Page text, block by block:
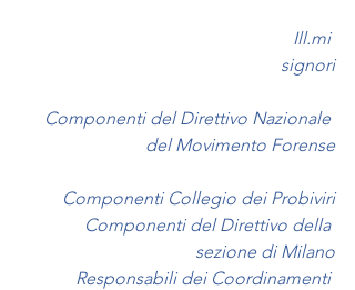
signori
del Movimento Forense
Componenti Collegio dei Probiviri
Componenti del Direttivo della
sezione di Milano
Responsabili dei Coordinamenti